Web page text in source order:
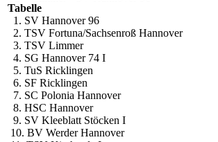
Tabelle
1. SV Hannover 96
2. TSV Fortuna/Sachsenroß Hannover
3. TSV Limmer
4. SG Hannover 74 I
5. TuS Ricklingen
6. SF Ricklingen
7. SC Polonia Hannover
8. HSC Hannover
9. SV Kleeblatt Stöcken I
10. BV Werder Hannover